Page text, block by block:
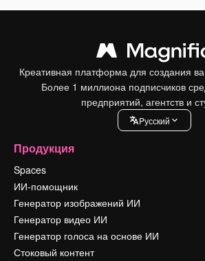
Креативная платформа для создания
Более 1 миллиона подписчиков
предприятий, агентств и
Pусский
Продукция
Spaces
ИИ-помощник
Генератор изображений ИИ
Генератор видео ИИ
Генератор голоса на основе ИИ
Стоковый контент